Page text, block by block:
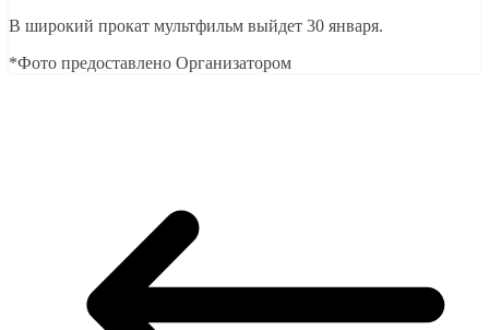
В широкий прокат мультфильм выйдет 30 января.
*Фото предоставлено Организатором